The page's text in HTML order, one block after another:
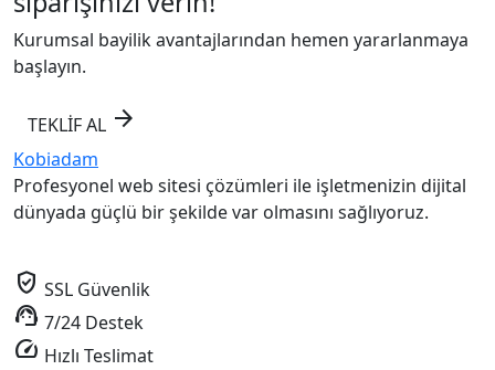
Kurumsal bayilik avantajlarından hemen yararlanmaya
başlayın.
TEKLİF AL arrow_forward
Kobiadam
Profesyonel web sitesi çözümleri ile işletmenizin dijital
dünyada güçlü bir şekilde var olmasını sağlıyoruz.
verified_user SSL Güvenlik
support_agent 7/24 Destek
speed Hızlı Teslimat